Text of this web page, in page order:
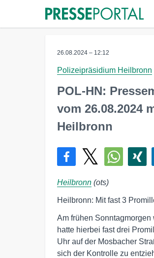
26.08.2024 – 12:12
Polizeipräsidium Heilbronn
POL-HN:
vom 26.08.2024
Heilbronn
Heilbronn (ots)
Heilbronn: Mit fast 3
Am frühen
hatte hierbei fast drei
Uhr auf der Mosbacher
sich der Kontrolle zu